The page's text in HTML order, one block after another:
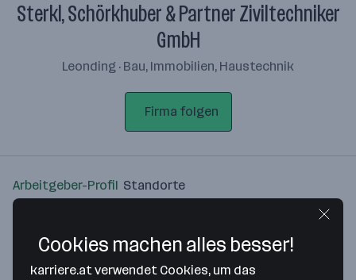
Sterkl, Schörkhuber & Partner Ziviltechniker
GmbH
Leonding · Bau, Immobilien, Haustechnik
Firma folgen
Arbeitgeber-Profil Standorte
Cookies machen alles besser!
karriere.at verwendet Cookies, um das